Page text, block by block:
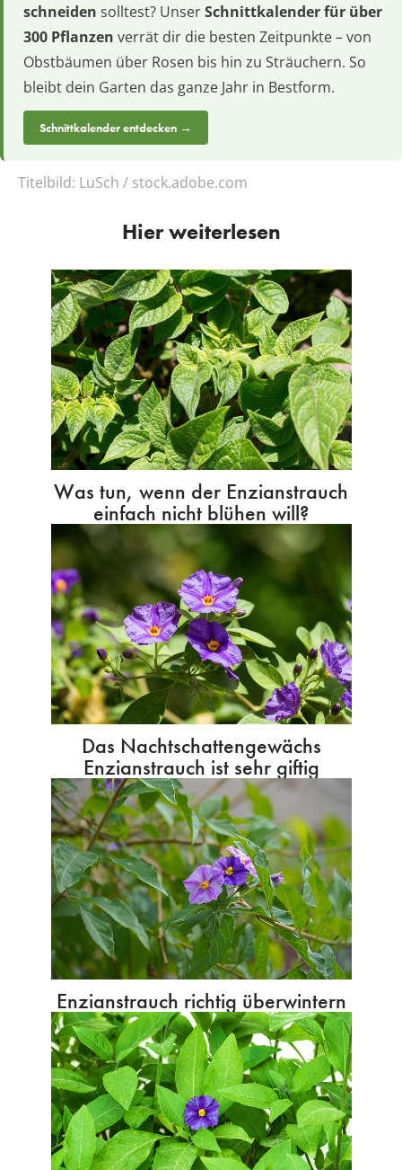
schneiden solltest? UnserSchnittkalender für über
300 Pflanzen verrät dir die besten Zeitpunkte – von
Obstbäumen über Rosen bis hin zu Sträuchern. So
bleibt dein Garten das ganze Jahr in Bestform.
Schnittkalender entdecken →
Titelbild: LuSch / stock.adobe.com
Hier weiterlesen
Was tun, wenn der Enzianstrauch
einfach nicht blühen will?
Das Nachtschattengewächs
Enzianstrauch ist sehr giftig
Enzianstrauch richtig überwintern